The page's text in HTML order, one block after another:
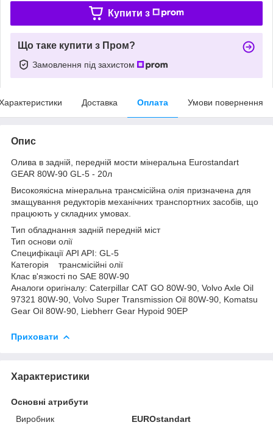
Купити з
Що таке купити з Пром?
Замовлення під захистом
Доставка Оплата Умови повернення
Опис
Олива в задній, передній мости мінеральна Eurostandart
GEAR 80W-90 GL-5 - 20л
Високоякісна мінеральна трансмісійна олія призначена для
змащування редукторів механічних транспортних засобів, що
працюють у складних умовах.
Тип обладнання задній передній міст
Тип основи олії
Специфікації API API: GL-5
Категорія трансмісійні олії
Клас в'язкості по SAE 80W-90
Аналоги оригіналу: Caterpillar CAT GO 80W-90, Volvo Axle Oil
97321 80W-90, Volvo Super Transmission Oil 80W-90, Komatsu
Gear Oil 80W-90, Liebherr Gear Hypoid 90EP
Приховати
Характеристики
Основні атрибути
Виробник
EUROstandart